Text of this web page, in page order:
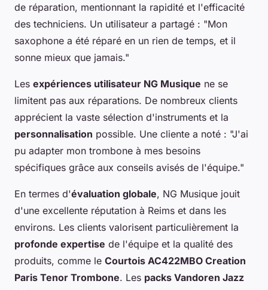
de réparation, mentionnant la rapidité et l'efficacité
des techniciens. Un utilisateur a partagé : "Mon
saxophone a été réparé en un rien de temps, et il
sonne mieux que jamais."
Les expériences utilisateur NG Musique ne se
limitent pas aux réparations. De nombreux clients
apprécient la vaste sélection d'instruments et la
personnalisation possible. Une cliente a noté : "J'ai
pu adapter mon trombone à mes besoins
spécifiques grâce aux conseils avisés de l'équipe."
En termes d'évaluation globale, NG Musique jouit
d'une excellente réputation à Reims et dans les
environs. Les clients valorisent particulièrement la
profonde expertise de l'équipe et la qualité des
produits, comme le Courtois AC422MBO Creation
Paris Tenor Trombone. Les packs Vandoren Jazz